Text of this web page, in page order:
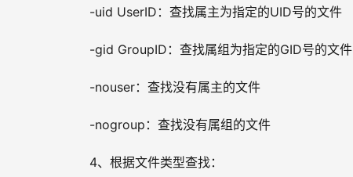
-uid UserID：查找属主为指定的UID号的文件
-gid GroupID：查找属组为指定的GID号的文件
-nouser：查找没有属主的文件
-nogroup：查找没有属组的文件
4、根据文件类型查找：